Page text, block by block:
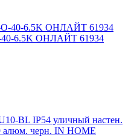
40-6.5K ОНЛАЙТ 61934